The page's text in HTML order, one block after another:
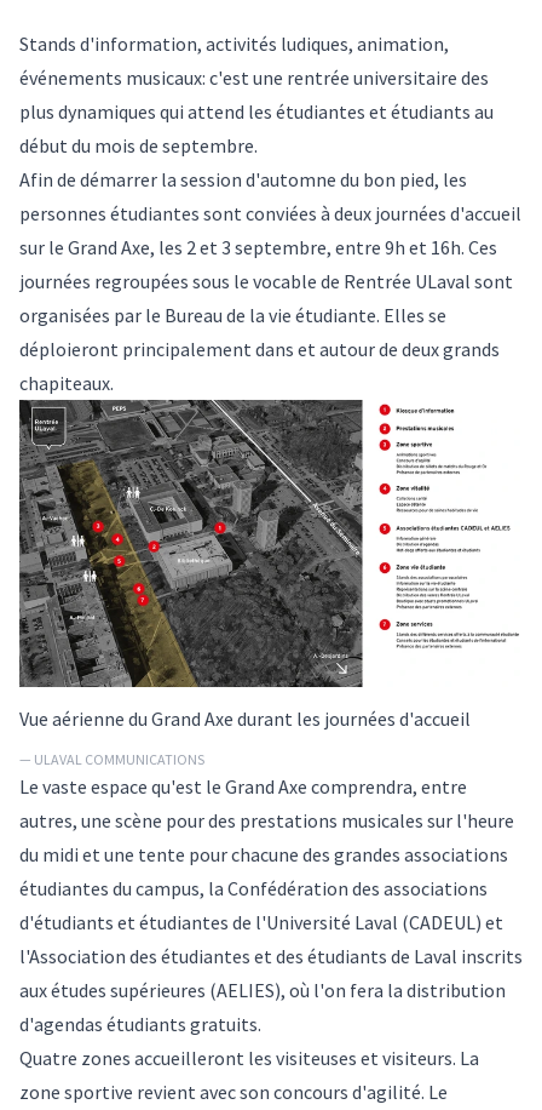
Stands d'information, activités ludiques, animation,
événements musicaux: c'est une rentrée universitaire des
plus dynamiques qui attend les étudiantes et étudiants au
début du mois de septembre.
Afin de démarrer la session d'automne du bon pied, les
personnes étudiantes sont conviées à deux journées d'accueil
sur le Grand Axe, les 2 et 3 septembre, entre 9h et 16h. Ces
journées regroupées sous le vocable de Rentrée ULaval sont
organisées par le Bureau de la vie étudiante. Elles se
déploieront principalement dans et autour de deux grands
chapiteaux.
Vue aérienne du Grand Axe durant les journées d'accueil
— ULAVAL COMMUNICATIONS
Le vaste espace qu'est le Grand Axe comprendra, entre
autres, une scène pour des prestations musicales sur l'heure
du midi et une tente pour chacune des grandes associations
étudiantes du campus, la Confédération des associations
d'étudiants et étudiantes de l'Université Laval (CADEUL) et
l'Association des étudiantes et des étudiants de Laval inscrits
aux études supérieures (AELIES), où l'on fera la distribution
d'agendas étudiants gratuits.
Quatre zones accueilleront les visiteuses et visiteurs. La
zone sportive revient avec son concours d'agilité. Le